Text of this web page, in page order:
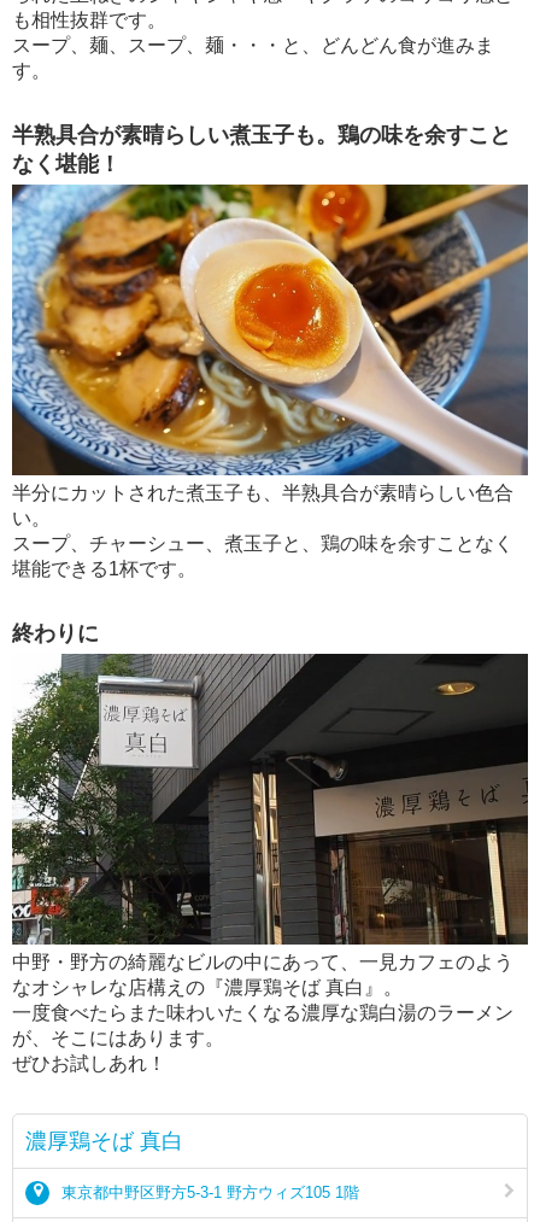
も相性抜群です。
スープ、麺、スープ、麺・・・と、どんどん食が進みま
す。
半熟具合が素晴らしい煮玉子も。鶏の味を余すこと
なく堪能！
半分にカットされた煮玉子も、半熟具合が素晴らしい色合
い。
スープ、チャーシュー、煮玉子と、鶏の味を余すことなく
堪能できる1杯です。
終わりに
中野・野方の綺麗なビルの中にあって、一見カフェのよう
なオシャレな店構えの『濃厚鶏そば 真白』。
一度食べたらまた味わいたくなる濃厚な鶏白湯のラーメン
が、そこにはあります。
ぜひお試しあれ！
濃厚鶏そば 真白
東京都中野区野方5-3-1 野方ウィズ105 1階